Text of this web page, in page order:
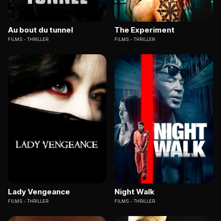
Au bout du tunnel
FILMS THRILLER
The Experiment
FILMS THRILLER
Lady Vengeance
FILMS THRILLER
Night Walk
FILMS THRILLER